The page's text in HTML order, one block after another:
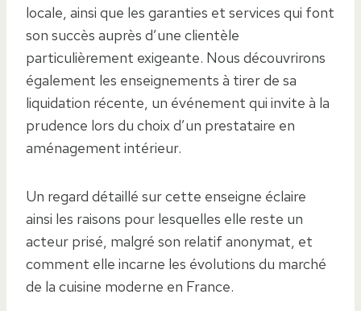
locale, ainsi que les garanties et services qui font
son succès auprès d’une clientèle
particulièrement exigeante. Nous découvrirons
également les enseignements à tirer de sa
liquidation récente, un événement qui invite à la
prudence lors du choix d’un prestataire en
aménagement intérieur.
Un regard détaillé sur cette enseigne éclaire
ainsi les raisons pour lesquelles elle reste un
acteur prisé, malgré son relatif anonymat, et
comment elle incarne les évolutions du marché
de la cuisine moderne en France.